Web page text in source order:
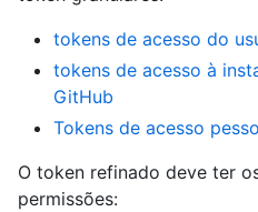
tokens de acesso do
tokens de acesso à
GitHub
Tokens de acesso
O token refinado deve ter
permissões: